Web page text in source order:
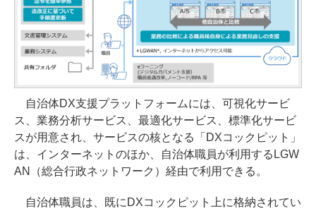
自治体DX支援プラットフォームには、可視化サービ
ス、業務分析サービス、最適化サービス、標準化サービ
スが用意され、サービスの核となる「DXコックピット」
は、インターネットのほか、自治体職員が利用するLGW
AN（総合行政ネットワーク）経由で利用できる。
自治体職員は、既にDXコックピット上に格納されてい